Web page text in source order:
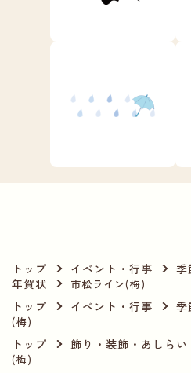
トップ イベント・行事 季
年賀状
市松ライン(梅)
トップ イベント・行事 季
(梅)
トップ 飾り・装飾・あしらい
(梅)